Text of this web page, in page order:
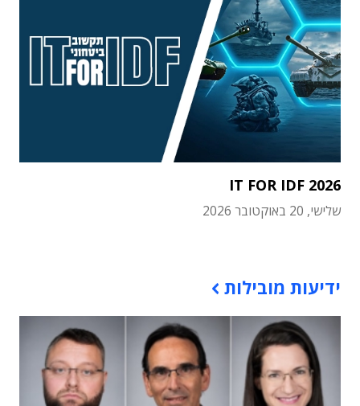
IT FOR IDF 2026
שלישי, 20 באוקטובר 2026
ידיעות מובילות